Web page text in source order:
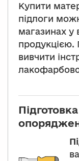
Купити
підлоги
магазинах у
продукцією.
вивчити